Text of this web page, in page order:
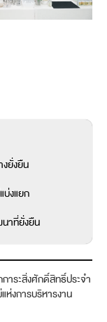
งยั่งยืน
บ่งแยก
าที่ยั่งยืน
าระสิ่งศักดิ์สิทธิ์ประจำ
ห่งการบริหารงาน